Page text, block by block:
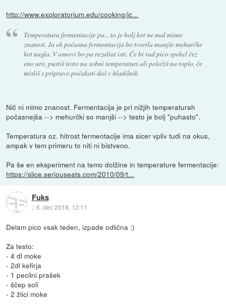
http://www.exploratorium.edu/cooking/ic...
Temperatura fermentacije pa... to je bolj kot ne mal mimo
znanost. Ja ok počasna fermentacija bo tvorila manjše mehurčke
kot nagla. V osnovi bo pa rezultat isti. Če bi rad pico spekel čez
eno uro, pustiš testo na sobni temperaturi ali položiš na toplo, če
misliš s pripravo počakati daš v hladilnik.
Nič ni mimo znanost. Fermentacija je pri nižjih temperaturah
počasnejša --> mehurčki so manjši --> testo je bolj "puhasto".
Temperatura oz. hitrost fermentacije ima sicer vpliv tudi na okus,
ampak v tem primeru to niti ni bistveno.
Pa še en eksperiment na temo dolžine in temperature fermentacije:
https://slice.seriouseats.com/2010/09/t...
Fuks
::6. dec 2018, 12:11
Delam pico vsak teden, izpade odlična :)
Za testo:
- 4 dl moke
- 2dl kefirja
- 1 pecilni prašek
- ščep soli
- 2 žlici moke